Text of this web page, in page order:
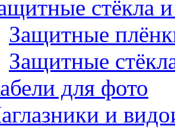
стёкла
Защитные
Защитные
для фото
и